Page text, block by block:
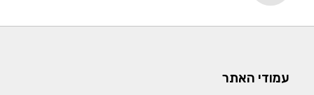
עמודי האתר